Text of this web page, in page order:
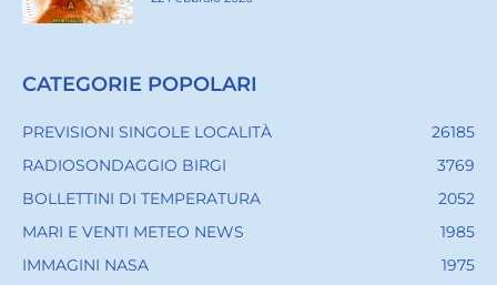
CATEGORIE POPOLARI
PREVISIONI SINGOLE LOCALITÀ
26185
RADIOSONDAGGIO BIRGI
3769
BOLLETTINI DI TEMPERATURA
2052
MARI E VENTI METEO NEWS
1985
IMMAGINI NASA
1975